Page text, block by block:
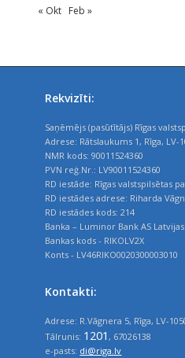
« Okt
Feb »
Rekvizīti:
Saņēmējs (pasūtītājs) Rīgas
Adrese: Rātslaukums 1, Rīga, LV-
NMR kods: 90011524360
PVN reģ.Nr.: LV90011524360
RD iestāde: Rīgas valstspilsētas
RD iestādes adrese: Riharda
RD iestādes kods: 214
Banka – Luminor Bank AS
Bankas kods - RIKOLV2X
Konts - LV46RIKO0020300003010
Kontakti:
Adrese: R.Vāgnera 5, Rīga, LV-
Tālrunis: 1201, 67026138
e-pasts: di@riga.lv